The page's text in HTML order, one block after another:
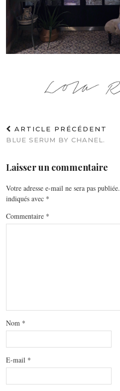
ARTICLE PRÉCÉDENT
BLUE SERUM BY CHANEL.
Laisser un commentaire
Votre adresse e-mail ne sera pas publiée.
indiqués avec *
Commentaire *
Nom *
E-mail *